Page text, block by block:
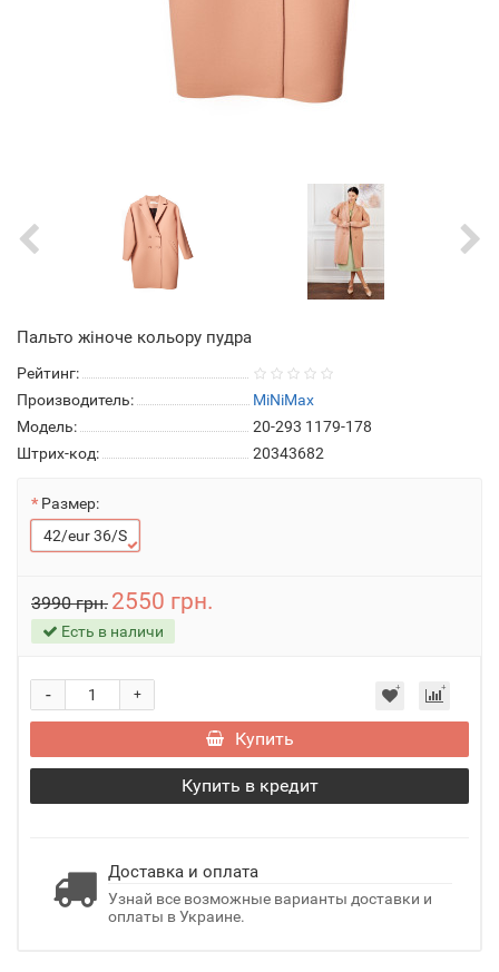
Пальто жіноче кольору пудра
Рейтинг:
Производитель:
MiNiMax
Модель:
20-293 1179-178
Штрих-код:
20343682
Размер:
42/eur 36/S
3990 грн. 2550 грн.
Есть в наличи
+
-
Купить
Купить в кредит
Доставка и оплата
Узнай все возможные варианты доставки и
оплаты в Украине.